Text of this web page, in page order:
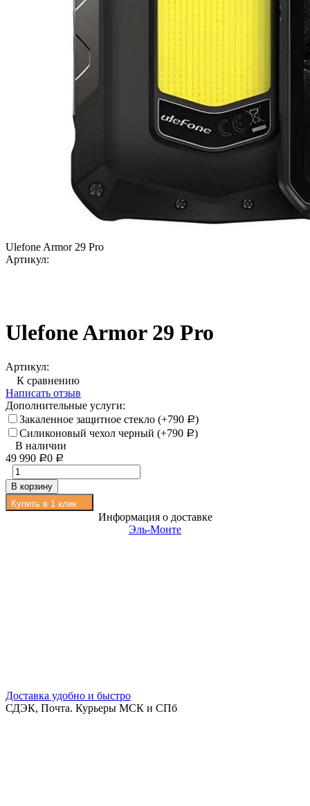
Ulefone Armor 29 Pro
Артикул:
Ulefone Armor 29 Pro
Артикул:
К сравнению
Написать отзыв
Дополнительные услуги:
Закаленное защитное стекло (+790 Р)
Силиконовый чехол черный (+790 Р)
В наличии
49 990 Р0 Р
В корзину
Купить в 1 клик
Информация о доставке
Эль-Монте
Доставка удобно и быстро
СДЭК, Почта. Курьеры МСК и СПб